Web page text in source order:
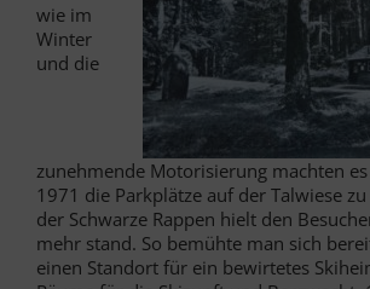
wie im
Winter
und die
zunehmende Motorisierung machten
1971 die Parkplätze auf der Talwiese
der Schwarze Rappen hielt den
mehr stand. So bemühte man sich
einen Standort für ein bewirtetes